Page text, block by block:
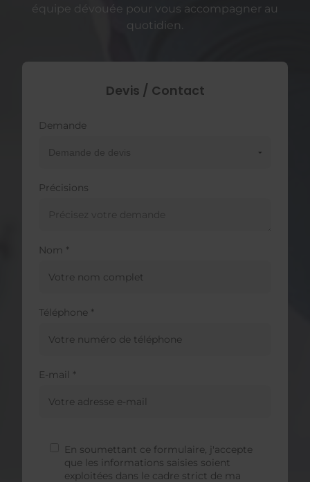
équipe dévouée pour vous accompagner au
quotidien.
Devis / Contact
Demande
Précisions
Nom *
Téléphone *
E-mail *
En soumettant ce formulaire, j'accepte
que les informations saisies soient
exploitées dans le cadre strict de ma